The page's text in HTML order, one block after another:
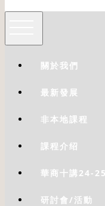
關於我們
最新發展
非本地課程
課程介绍
華商十講24-25
研討會/活動